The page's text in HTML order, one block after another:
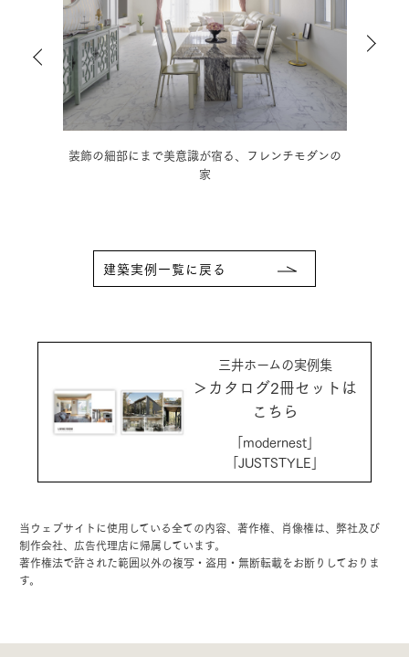
装飾の細部にまで美意識が宿る、フレンチモダンの
家
建築実例一覧に戻る
三井ホームの実例集
＞カタログ2冊セットは
こちら
「modernest」
「JUSTSTYLE」
当ウェブサイトに使用している全ての内容、著作権、肖像権は、弊社及び
制作会社、広告代理店に帰属しています。
著作権法で許された範囲以外の複写・盗用・無断転載をお断りしておりま
す。